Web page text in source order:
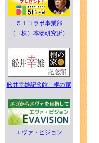
５１コラボ事業部
（（株）本物研究所）
舩井幸雄記念館 桐の家
エヴァ・ビジョン